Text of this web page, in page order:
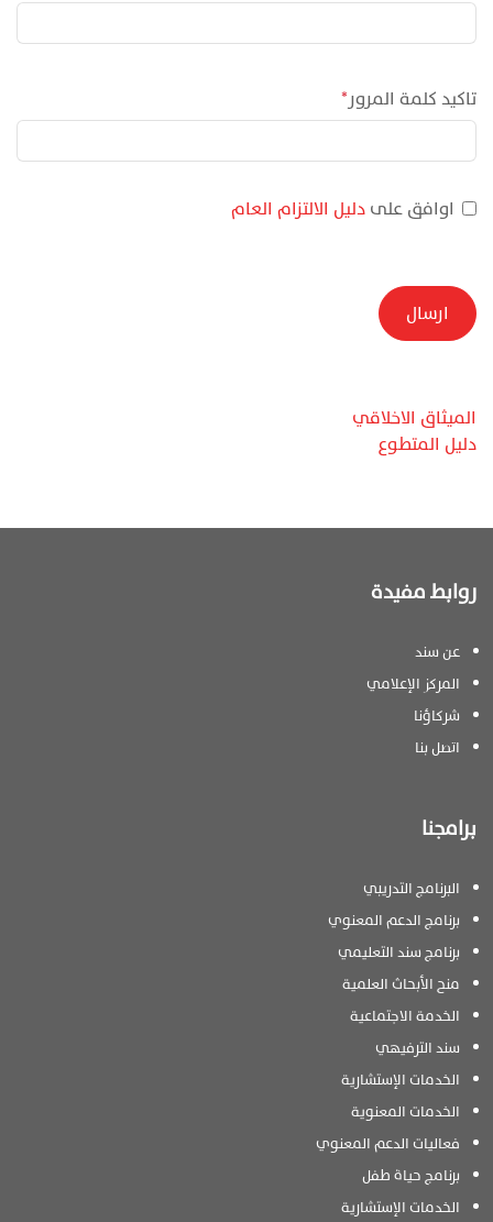
تاكيد كلمة المرور*
اوافق علىدليل الالتزام العام
ارسال
الميثاق الاخلاقي
دليل المتطوع
روابط مفيدة
عن سند
المركز الإعلامي
شركاؤنا
اتصل بنا
برامجنا
البرنامج التدريبي
برنامج الدعم المعنوي
برنامج سند التعليمي
منح الأبحاث العلمية
الخدمة الاجتماعية
سند الترفيهي
الخدمات الإستشارية
الخدمات المعنوية
فعاليات الدعم المعنوي
برنامج حياة طفل
الخدمات الإستشارية